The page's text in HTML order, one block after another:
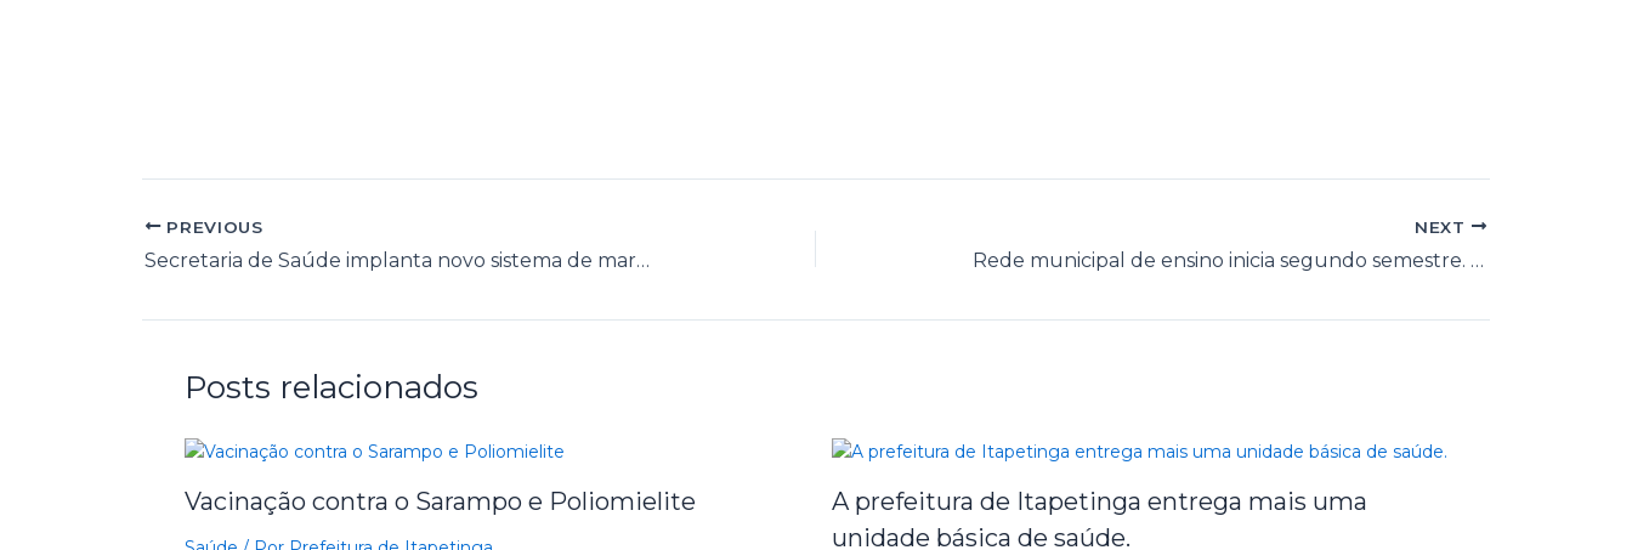
PREVIOUS
Secretaria de Saúde implanta novo sistema de marcação de exames
NEXT
Rede municipal de ensino inicia segundo semestre. Secretário destaca necessidade de parceria família/escola
Posts relacionados
Vacinação contra o Sarampo e Poliomielite
A prefeitura de Itapetinga entrega mais uma
unidade básica de saúde.